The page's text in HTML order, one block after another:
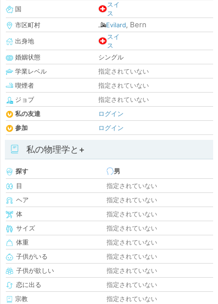
国
スイ
ス
市区町村
Evilard, Bern
出身地
スイ
ス
婚姻状態
シングル
学業レベル
指定されていない
喫煙者
指定されていない
ジョブ
指定されていない
私の友達
ログイン
参加
ログイン
私の物理学と+
探す
男
目
指定されていない
ヘア
指定されていない
体
指定されていない
サイズ
指定されていない
体重
指定されていない
子供がいる
指定されていない
子供が欲しい
指定されていない
恋に出る
指定されていない
宗教
指定されていない